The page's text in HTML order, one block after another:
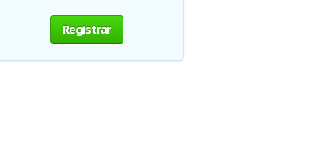
Registrar